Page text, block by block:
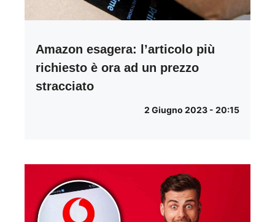
Amazon esagera: l’articolo più
richiesto è ora ad un prezzo
stracciato
2 Giugno 2023 - 20:15